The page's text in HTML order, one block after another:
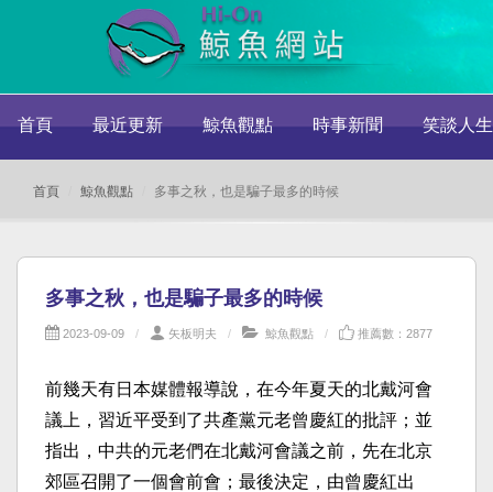
首頁 最近更新 鯨魚觀點 時事新聞 笑談人生
首頁 鯨魚觀點 多事之秋，也是騙子最多的時候
多事之秋，也是騙子最多的時候
2023-09-09 矢板明夫 鯨魚觀點 推薦數：2877
前幾天有日本媒體報導說，在今年夏天的北戴河會
議上，習近平受到了共產黨元老曾慶紅的批評；並
指出，中共的元老們在北戴河會議之前，先在北京
郊區召開了一個會前會；最後決定，由曾慶紅出